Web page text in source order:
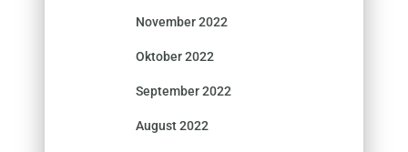
November 2022
Oktober 2022
September 2022
August 2022